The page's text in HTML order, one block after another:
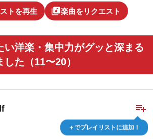
トを再生 library_music楽曲をリクエスト
い洋楽・集中力がグッと深まる
た（11〜20）
playlist_add
＋でプレイリストに追加！